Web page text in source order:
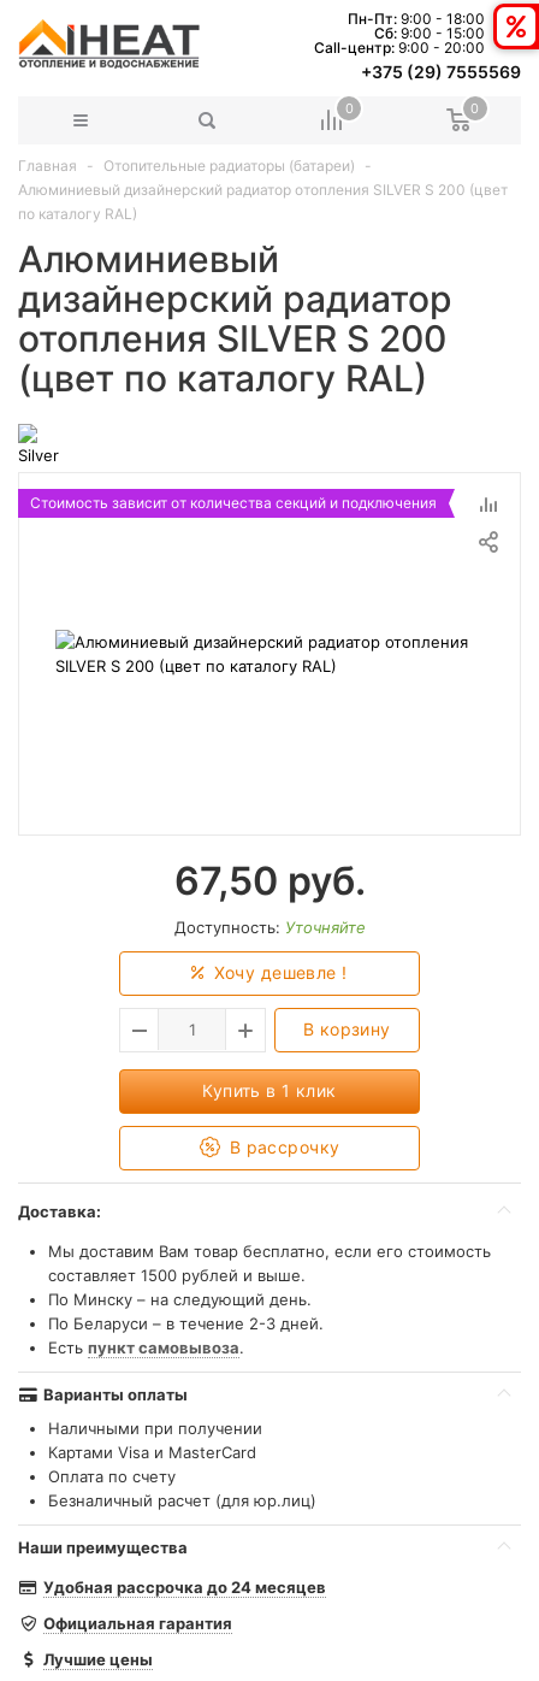
Пн-Пт: 9:00 - 18:00
Сб: 9:00 - 15:00
Сall-центр: 9:00 - 20:00
+375 (29) 7555569
0 0
Главная
Отопительные радиаторы (батареи)
Алюминиевый дизайнерский радиатор отопления SILVER S 200 (цвет
по каталогу RAL)
Алюминиевый
дизайнерский радиатор
отопления SILVER S 200
(цвет по каталогу RAL)
Стоимость зависит от количества секций и подключения
67,50 руб.
Доступность: Уточняйте
Хочу дешевле !
В корзину
Купить в 1 клик
В рассрочку
Доставка:
Мы доставим Вам товар бесплатно, если его стоимость
составляет 1500 рублей и выше.
По Минску – на следующий день.
По Беларуси – в течение 2-3 дней.
Есть пункт самовывоза.
Варианты оплаты
Наличными при получении
Картами Visa и MasterCard
Оплата по счету
Безналичный расчет (для юр.лиц)
Наши преимущества
Удобная рассрочка до 24 месяцев
Официальная гарантия
Лучшие цены